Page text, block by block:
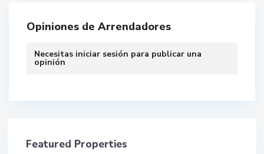
Opiniones de Arrendadores
Necesitas iniciar sesión para publicar una
opinión
Featured Properties